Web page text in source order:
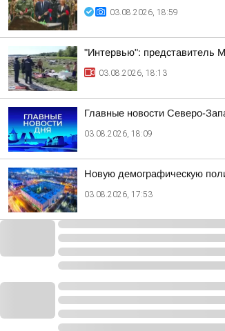
03.08.2026, 18:59
"Интервью": представитель
03.08.2026, 18:13
Главные новости Северо-
03.08.2026, 18:09
Новую демографическую
03.08.2026, 17:53